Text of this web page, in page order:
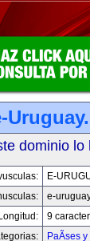
dominio lo
E-
e-
Longitud:
9
PaÃ­ses